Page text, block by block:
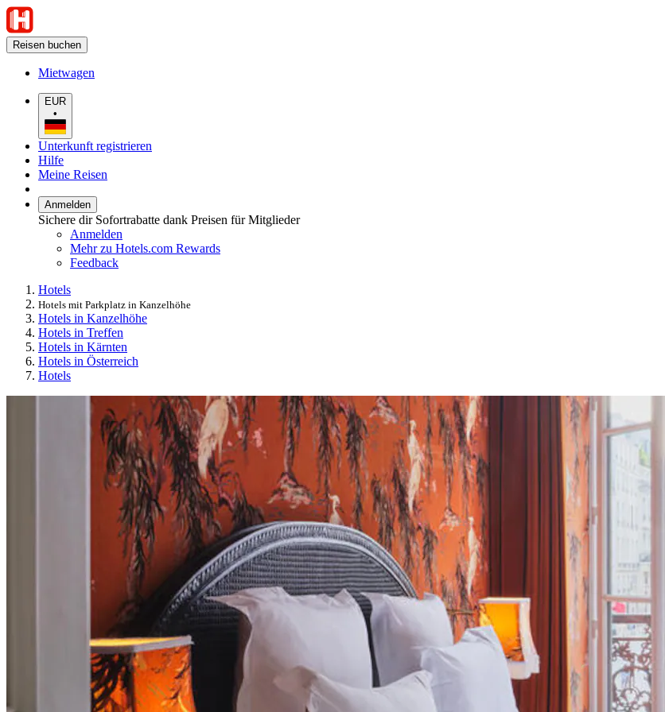
Reisen buchen
Mietwagen
EUR
•
Unterkunft registrieren
Hilfe
Meine Reisen
Anmelden
Sichere dir Sofortrabatte dank Preisen für Mitglieder
Anmelden
Mehr zu Hotels.com Rewards
Feedback
Hotels
Hotels mit Parkplatz in Kanzelhöhe
Hotels in Kanzelhöhe
Hotels in Treffen
Hotels in Kärnten
Hotels in Österreich
Hotels